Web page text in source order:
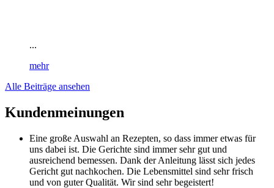
...
mehr
Alle Beiträge ansehen
Kundenmeinungen
Eine große Auswahl an Rezepten, so dass immer etwas für
uns dabei ist. Die Gerichte sind immer sehr gut und
ausreichend bemessen. Dank der Anleitung lässt sich jedes
Gericht gut nachkochen. Die Lebensmittel sind sehr frisch
und von guter Qualität. Wir sind sehr begeistert!